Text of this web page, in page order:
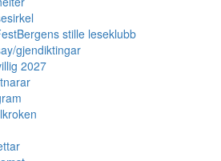
stille leseklubb
gjendiktingar
2027